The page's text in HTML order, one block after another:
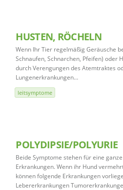
HUSTEN, RÖCHELN
Wenn Ihr Tier regelmäßig Geräusche
Schnaufen, Schnarchen, Pfeifen) oder
durch Verengungen des Atemtraktes
Lungenerkrankungen…
leitsymptome
POLYDIPSIE/POLYURIE
Beide Symptome stehen für eine
Erkrankungen. Wenn ihr Hund
können folgende Erkrankungen
Lebererkrankungen